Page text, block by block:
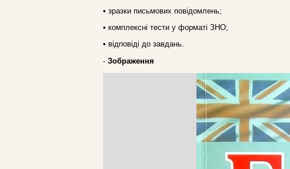
• зразки письмових повідомлень;
• комплексні тести у форматі ЗНО;
• відповіді до завдань.
- Зображення